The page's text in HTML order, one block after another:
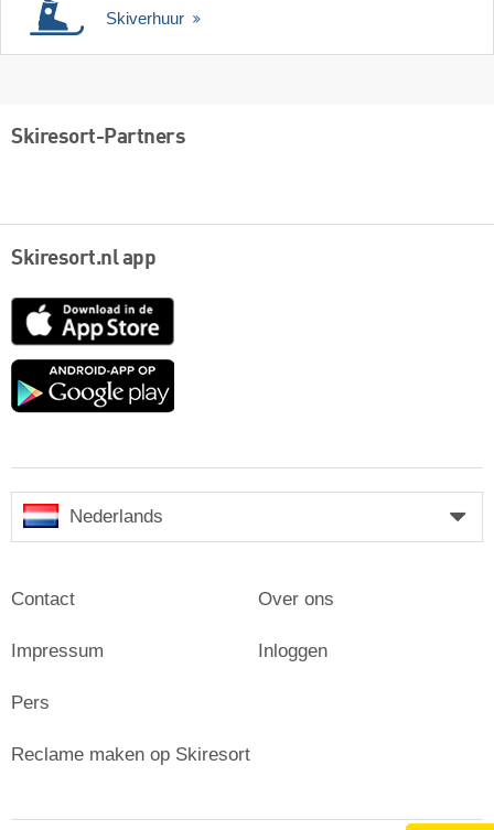
Skiverhuur
Skiresort-Partners
Skiresort.nl app
App
Google
Nederlands
Contact
Impressum
Pers
Over ons
Inloggen
Reclame maken op Skiresort